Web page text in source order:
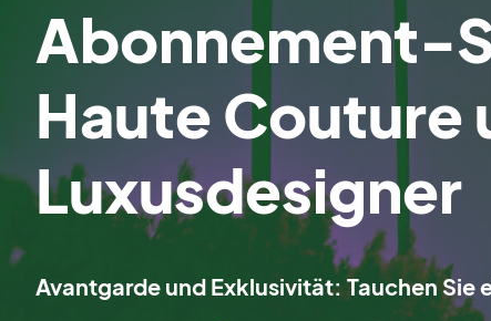
Abonnement-
Haute Couture
Luxusdesigner
Avantgarde und Exklusivität: Tauchen Sie